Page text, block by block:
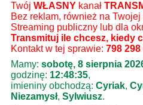
Twój WŁASNY kanał
Bez reklam, również na
Streaming publiczny lub dla
Transmituj ile chcesz, kiedy
Kontakt w tej sprawie: 798 298
Mamy: sobotę, 8 sierpnia
godzinę: 12:48:35,
imieniny obchodzą: Cyriak,
Niezamysł, Sylwiusz.